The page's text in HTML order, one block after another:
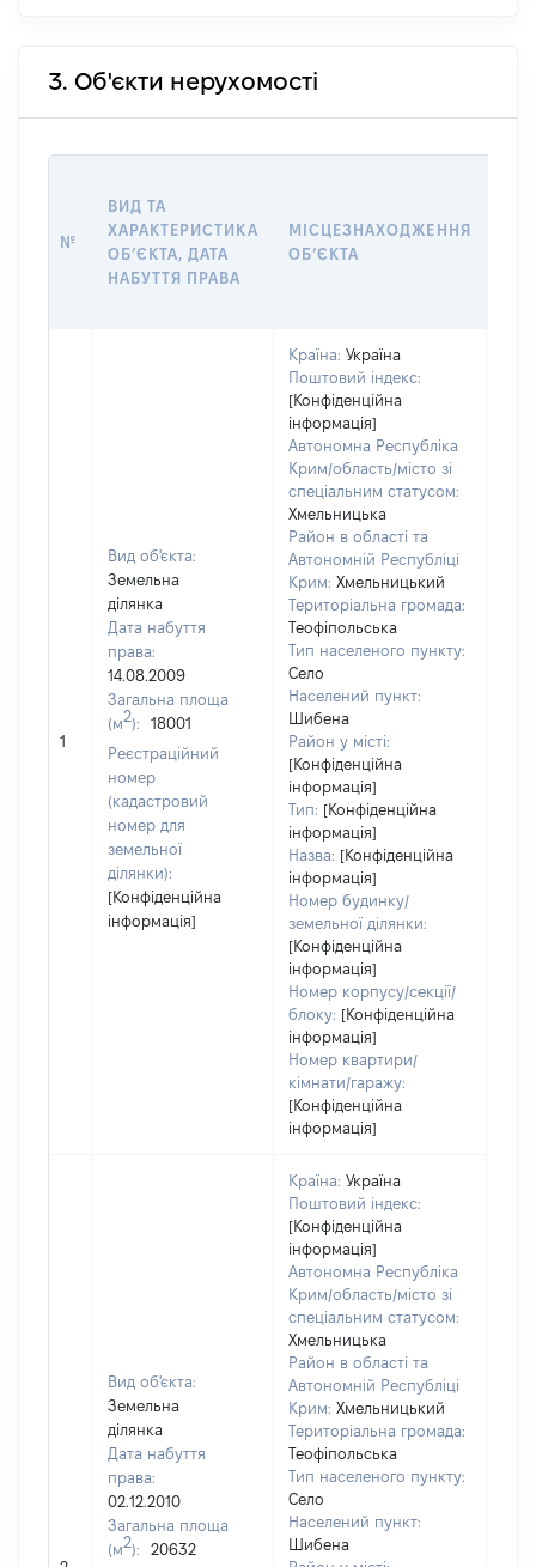
3. Об'єкти нерухомості
№
ВИД ТА
ХАРАКТЕРИСТИКА
ОБʼЄКТА, ДАТА
НАБУТТЯ ПРАВА
МІСЦЕЗНАХОДЖЕННЯ
ОБʼЄКТА
1
Вид об'єкта:
Земельна
ділянка
Дата набуття
права:
14.08.2009
Загальна площа
(м2):
18001
Реєстраційний
номер
(кадастровий
номер для
земельної
ділянки):
[Конфіденційна
інформація]
Країна: Україна
Поштовий індекс:
[Конфіденційна
інформація]
Автономна Республіка
Крим/область/місто зі
спеціальним статусом:
Хмельницька
Район в області та
Автономній Республіці
Крим: Хмельницький
Територіальна громада:
Теофіпольська
Тип населеного пункту:
Село
Населений пункт:
Шибена
Район у місті:
[Конфіденційна
інформація]
Тип: [Конфіденційна
інформація]
Назва: [Конфіденційна
інформація]
Номер будинку/
земельної ділянки:
[Конфіденційна
інформація]
Номер корпусу/секції/
блоку: [Конфіденційна
інформація]
Номер квартири/
кімнати/гаражу:
[Конфіденційна
інформація]
Вид об'єкта:
Земельна
ділянка
Дата набуття
права:
02.12.2010
Загальна площа
(м2):
20632
Країна: Україна
Поштовий індекс:
[Конфіденційна
інформація]
Автономна Республіка
Крим/область/місто зі
спеціальним статусом:
Хмельницька
Район в області та
Автономній Республіці
Крим: Хмельницький
Територіальна громада:
Теофіпольська
Тип населеного пункту:
Село
Населений пункт:
Шибена